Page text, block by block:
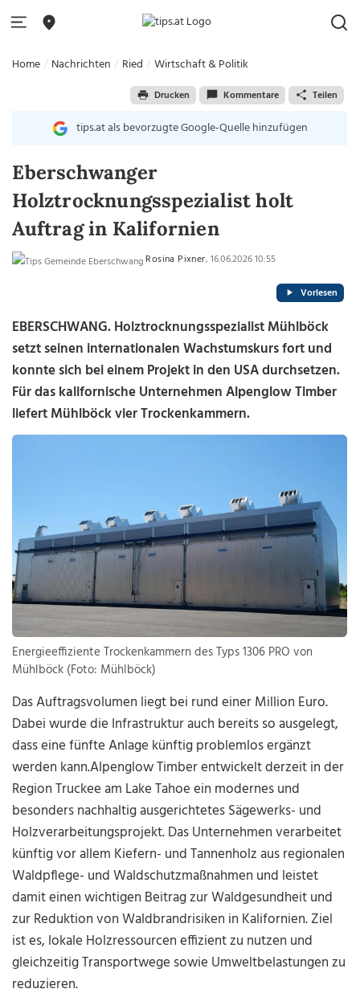
Home Nachrichten Ried Wirtschaft & Politik
Drucken Kommentare Teilen
tips.at als bevorzugte Google-Quelle hinzufügen
Eberschwanger
Holztrocknungsspezialist holt
Auftrag in Kalifornien
Rosina Pixner, 16.06.2026 10:55
Vorlesen
EBERSCHWANG. Holztrocknungsspezialist Mühlböck
setzt seinen internationalen Wachstumskurs fort und
konnte sich bei einem Projekt in den USA durchsetzen.
Für das kalifornische Unternehmen Alpenglow Timber
liefert Mühlböck vier Trockenkammern.
Energieeffiziente Trockenkammern des Typs 1306 PRO von
Mühlböck (Foto: Mühlböck)
Das Auftragsvolumen liegt bei rund einer Million Euro.
Dabei wurde die Infrastruktur auch bereits so ausgelegt,
dass eine fünfte Anlage künftig problemlos ergänzt
werden kann.Alpenglow Timber entwickelt derzeit in der
Region Truckee am Lake Tahoe ein modernes und
besonders nachhaltig ausgerichtetes Sägewerks- und
Holzverarbeitungsprojekt. Das Unternehmen verarbeitet
künftig vor allem Kiefern- und Tannenholz aus regionalen
Waldpflege- und Waldschutzmaßnahmen und leistet
damit einen wichtigen Beitrag zur Waldgesundheit und
zur Reduktion von Waldbrandrisiken in Kalifornien. Ziel
ist es, lokale Holzressourcen effizient zu nutzen und
gleichzeitig Transportwege sowie Umweltbelastungen zu
reduzieren.